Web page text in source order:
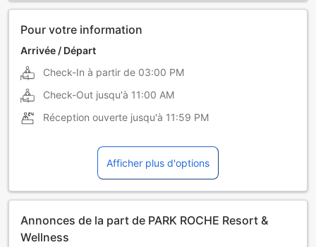
Pour votre information
Arrivée / Départ
Check-In à partir de 03:00 PM
Check-Out jusqu'à 11:00 AM
Réception ouverte jusqu'à 11:59 PM
Afficher plus d'options
Annonces de la part de PARK ROCHE Resort &
Wellness